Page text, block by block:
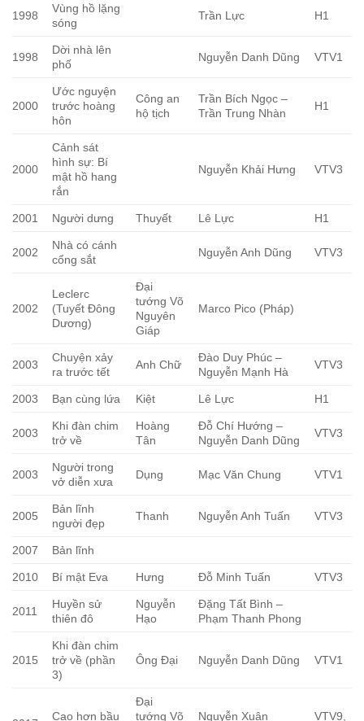
1998
Vùng hồ lặng
sóng
Trần Lực H1
1998
Dời nhà lên
phố
Nguyễn Danh Dũng VTV1
2000
Ước nguyện
trước hoàng
hôn
Công an
hộ tịch
Trần Bích Ngọc –
Trần Trung Nhàn
H1
2000
Cảnh sát
hình sự: Bí
mật hồ hang
rắn
Nguyễn Khải Hưng VTV3
2001 Người dưng Thuyết Lê Lực H1
2002
Nhà có cánh
cổng sắt
Nguyễn Anh Dũng VTV3
2002
Leclerc
(Tuyết Đông
Dương)
Đại
tướng Võ
Nguyên
Giáp
Marco Pico (Pháp)
2003
Chuyện xảy
ra trước tết
Anh Chữ
Đào Duy Phúc –
Nguyễn Mạnh Hà
VTV3
2003 Bạn cùng lứa Kiệt Lê Lực H1
2003
Khi đàn chim
trở về
Hoàng
Tân
Đỗ Chí Hướng –
Nguyễn Danh Dũng
VTV3
2003
Người trong
vở diễn xưa
Dụng Mạc Văn Chung VTV1
2005
Bản lĩnh
người đẹp
Thanh Nguyễn Anh Tuấn VTV3
2007 Bản lĩnh
2010 Bí mật Eva Hưng Đỗ Minh Tuấn VTV3
2011
Huyền sử
thiên đô
Nguyễn
Hạo
Đặng Tất Bình –
Phạm Thanh Phong
2015
Khi đàn chim
trở về (phần
3)
Ông Đại Nguyễn Danh Dũng VTV1
Cao hơn bầu
Đại
tướng Võ
Nguyễn Xuân
VTV9,